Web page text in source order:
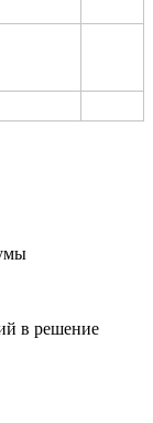
в решение